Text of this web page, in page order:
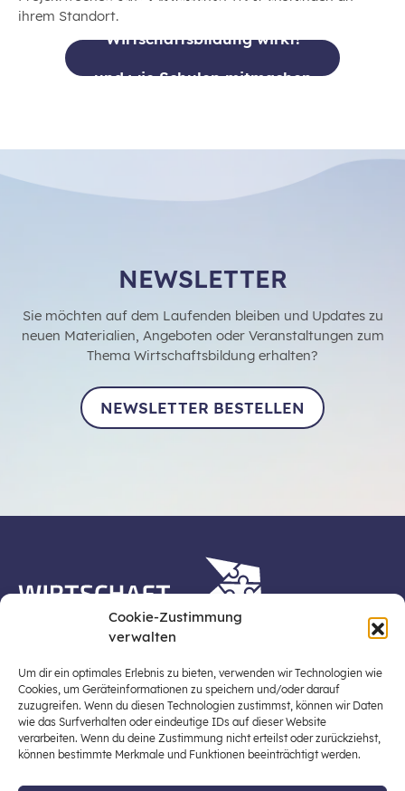
Cookie-Zustimmung
verwalten
Um dir ein optimales Erlebnis zu bieten, verwenden wir Technologien wie
Cookies, um Geräteinformationen zu speichern und/oder darauf
zuzugreifen. Wenn du diesen Technologien zustimmst, können wir Daten
wie das Surfverhalten oder eindeutige IDs auf dieser Website
verarbeiten. Wenn du deine Zustimmung nicht erteilst oder zurückziehst,
können bestimmte Merkmale und Funktionen beeinträchtigt werden.
ihrem Standort.
“Wirtschaftsbildung wirkt!”
und wie Schulen mitmachen
NEWSLETTER
Sie möchten auf dem Laufenden bleiben und Updates zu
neuen Materialien, Angeboten oder Veranstaltungen zum
Thema Wirtschaftsbildung erhalten?
NEWSLETTER BESTELLEN
Stiftung für Wirtschaftsbildung, Österreichs zentraler
Plattform für die Stärkung und Verbreiterung einer
lebensweltbezogenen und verantwortungsvollen
Wirtschaftsbildung in der schulischen Allgemeinbildung
(Fokus: Sekundarstufe I).